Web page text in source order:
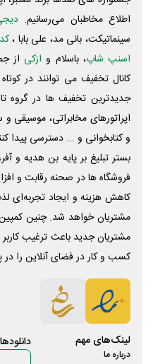
اطلاع مخاطبان می‌رسانیم.
سینماتیکت، بانی مد، علی‌ بابا ،
اسنپ شاپ، باسلام و ازکی از
کانال تخفیف می توانند در
جدیدترین تخفیف ها در گروه
اپراتورهای مخابراتی، موسیقی
و کتابخوانی و ... دسترسی پیدا
بستر تبلیغ بر پایه بن هدیه و
فروشگاه ها در صحنه رقابت و
کاهش هزینه و ایجاد تجربه‌ای
مشتریان خواهد شد. چنین
مشتریان جدید باعث ترغیب
کسب و کار در فضای آنلاین را
لینک‌های مهم
درباره ما
دانلود‌ها